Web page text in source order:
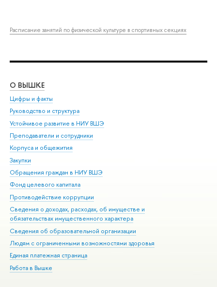
Расписание занятий по физической культуре в спортивных секциях
О ВЫШКЕ
Цифры и факты
Руководство и структура
Устойчивое развитие в НИУ ВШЭ
Преподаватели и сотрудники
Корпуса и общежития
Закупки
Обращения граждан в НИУ ВШЭ
Фонд целевого капитала
Противодействие коррупции
Сведения о доходах, расходах, об имуществе и
обязательствах имущественного характера
Сведения об образовательной организации
Людям с ограниченными возможностями здоровья
Единая платежная страница
Работа в Вышке